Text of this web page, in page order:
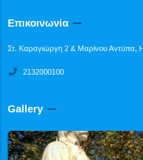
Επικοινωνία
Στ. Καραγιώργη 2 & Μαρίνου Αντύπα,
2132000100
Gallery